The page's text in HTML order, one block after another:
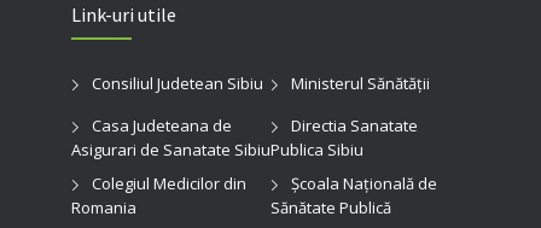
Link-uri utile
Consiliul Judetean Sibiu
Ministerul Sănătății
Casa Judeteana de
Asigurari de Sanatate Sibiu
Directia Sanatate
Publica Sibiu
Colegiul Medicilor din
Romania
Şcoala Naţională de
Sănătate Publică